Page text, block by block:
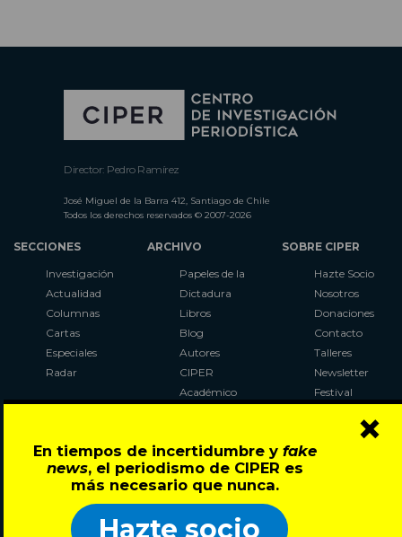
En tiempos de incertidumbre y fake
news, el periodismo de CIPER es
más necesario que nunca.
Hazte socio
×
Director: Pedro Ramírez
José Miguel de la Barra 412, Santiago de Chile
Todos los derechos reservados © 2007-2026
SECCIONES
Investigación
Actualidad
Columnas
Cartas
Especiales
Radar
ARCHIVO
Papeles de la
Dictadura
Libros
Blog
Autores
CIPER
Académico
Al Plebiscito
con CIPER
SOBRE CIPER
Hazte Socio
Nosotros
Donaciones
Contacto
Talleres
Newsletter
Festival